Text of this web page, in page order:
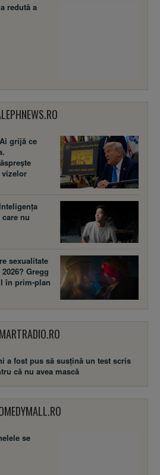
redută a
grijă ce
vizelor
nu
sexualitate
Gregg
în prim-plan
a fost pus să susţină un test scris
că nu avea mască
se